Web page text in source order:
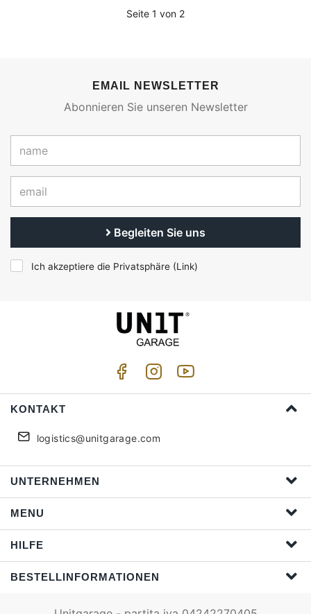
Seite 1 von 2
EMAIL NEWSLETTER
Abonnieren Sie unseren Newsletter
Begleiten Sie uns
Ich akzeptiere die Privatsphäre (Link)
KONTAKT
logistics@unitgarage.com
UNTERNEHMEN
MENU
HILFE
BESTELLINFORMATIONEN